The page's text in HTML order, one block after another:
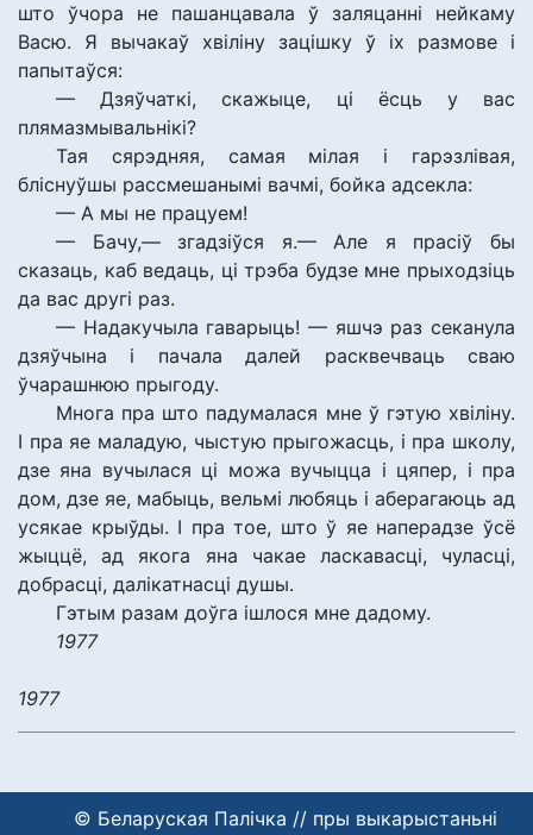
што ўчора не пашанцавала ў заляцанні нейкаму
Васю. Я вычакаў хвіліну зацішку ў іх размове і
папытаўся:
— Дзяўчаткі, скажыце, ці ёсць у вас
плямазмывальнікі?
Тая сярэдняя, самая мілая і гарэзлівая,
бліснуўшы рассмешанымі вачмі, бойка адсекла:
— А мы не працуем!
— Бачу,— згадзіўся я.— Але я прасіў бы
сказаць, каб ведаць, ці трэба будзе мне прыходзіць
да вас другі раз.
— Надакучыла гаварыць! — яшчэ раз секанула
дзяўчына і пачала далей расквечваць сваю
ўчарашнюю прыгоду.
Многа пра што падумалася мне ў гэтую хвіліну.
І пра яе маладую, чыстую прыгожасць, і пра школу,
дзе яна вучылася ці можа вучыцца і цяпер, і пра
дом, дзе яе, мабыць, вельмі любяць і аберагаюць ад
усякае крыўды. І пра тое, што ў яе наперадзе ўсё
жыццё, ад якога яна чакае ласкавасці, чуласці,
добрасці, далікатнасці душы.
Гэтым разам доўга ішлося мне дадому.
1977
1977
© Беларуская Палічка // пры выкарыстаньні